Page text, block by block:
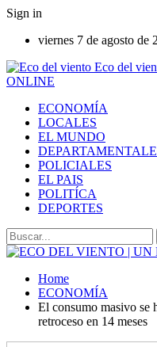
Sign in
viernes 7 de agosto de
Eco del
ONLINE
ECONOMÍA
LOCALES
EL MUNDO
POLICIALES
EL PAIS
POLITÍCA
DEPORTES
Home
ECONOMÍA
El consumo masivo se
retroceso en 14 meses